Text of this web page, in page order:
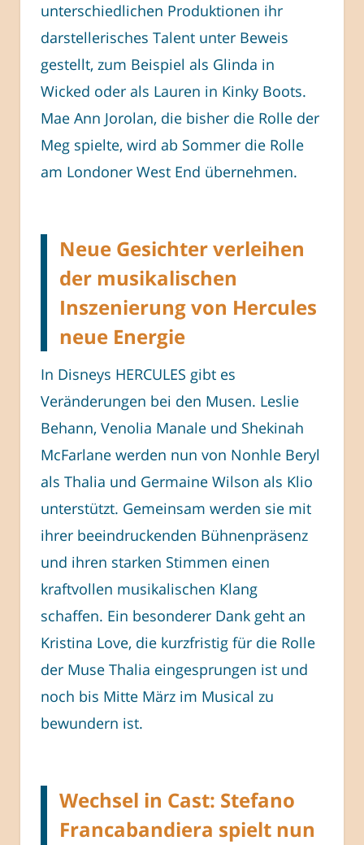
unterschiedlichen Produktionen ihr
darstellerisches Talent unter Beweis
gestellt, zum Beispiel als Glinda in
Wicked oder als Lauren in Kinky Boots.
Mae Ann Jorolan, die bisher die Rolle der
Meg spielte, wird ab Sommer die Rolle
am Londoner West End übernehmen.
Neue Gesichter verleihen
der musikalischen
Inszenierung von Hercules
neue Energie
In Disneys HERCULES gibt es
Veränderungen bei den Musen. Leslie
Behann, Venolia Manale und Shekinah
McFarlane werden nun von Nonhle Beryl
als Thalia und Germaine Wilson als Klio
unterstützt. Gemeinsam werden sie mit
ihrer beeindruckenden Bühnenpräsenz
und ihren starken Stimmen einen
kraftvollen musikalischen Klang
schaffen. Ein besonderer Dank geht an
Kristina Love, die kurzfristig für die Rolle
der Muse Thalia eingesprungen ist und
noch bis Mitte März im Musical zu
bewundern ist.
Wechsel in Cast: Stefano
Francabandiera spielt nun